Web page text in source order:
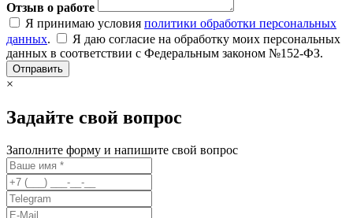
Отзыв о работе
Я принимаю условия политики обработки персональных
данных.
Я даю согласие на обработку моих персональных
данных в соответствии с Федеральным законом №152-ФЗ.
Отправить
×
Задайте свой вопрос
Заполните форму и напишите свой вопрос